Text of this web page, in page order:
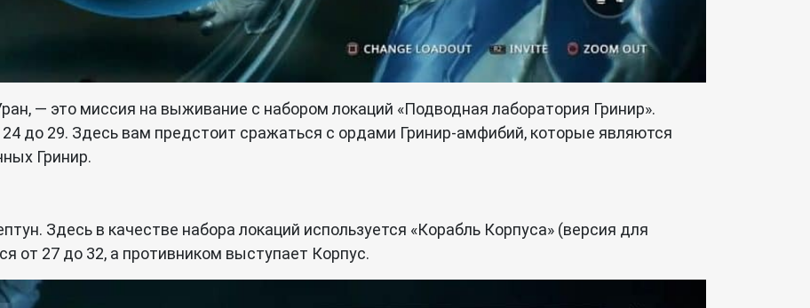
— это миссия на выживание с набором локаций «Подводная лаборатория Гринир».
24 до 29. Здесь вам предстоит сражаться с ордами Гринир-амфибий, которые являются
Гринир.
Здесь в качестве набора локаций используется «Корабль Корпуса» (версия для
от 27 до 32, а противником выступает Корпус.